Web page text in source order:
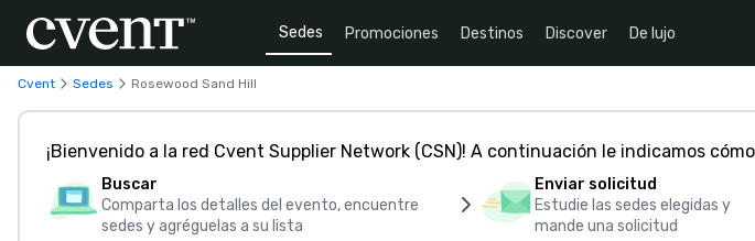
Sedes Promociones Destinos Discover De lujo
Cvent Sedes Rosewood Sand Hill
¡Bienvenido a la red Cvent Supplier Network (CSN)! A continuación le indicamos
Buscar
Comparta los detalles del evento, encuentre
sedes y agréguelas a su lista
Enviar solicitud
Estudie las sedes elegidas y
mande una solicitud